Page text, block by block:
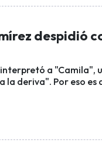
despidió
a "Camila",
la deriva". Por eso